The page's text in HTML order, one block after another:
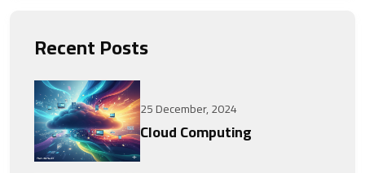
Recent Posts
25 December, 2024
Cloud Computing